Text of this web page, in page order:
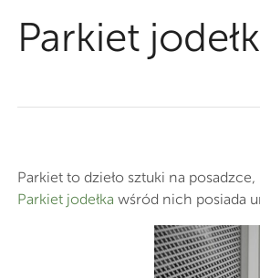
Parkiet
Parkiet to dzieło sztuki na
Parkiet jodełka wśród nich posiada